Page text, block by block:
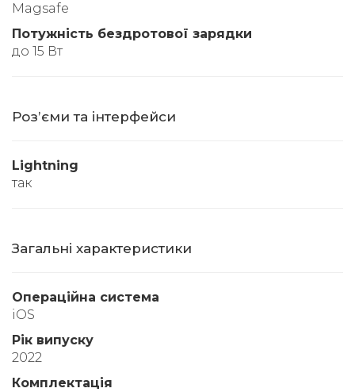
Magsafe
Потужність бездротової зарядки
до 15 Вт
Розʼєми та інтерфейси
Lightning
так
Загальні характеристики
Операційна система
iOS
Рік випуску
2022
Комплектація